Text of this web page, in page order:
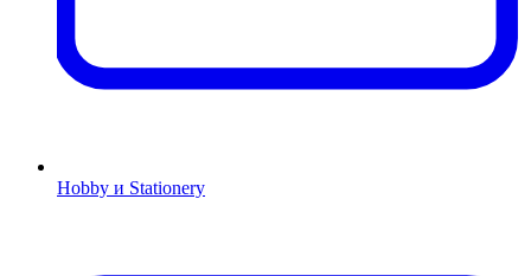
Hobby и Stationery